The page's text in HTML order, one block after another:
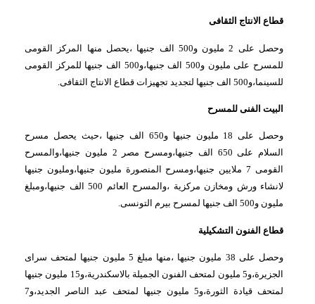
قطاع الانتاج الثقافى
وحصل على 2 مليون و500 الف جنيها ،يحصل منها المركز القومى
للمسرح على مليون و500 الف جنيها،و500 الف جنيها للمركز القومى
للسينما،و500 الف جنيها لتجديد تجهيزات قطاع الانتاج الثقافى.
البيت الفنى للمسرح
وحصل على 18 مليون جنيها و650 الف جنيها ،حيث يحصل مسرح
السلام على 650 الف جنيها،ومسرح مصر 2 مليون جنيها،والمسرح
القومى 7 ملايين جنيها،ومسرح المنصورة مليون جنيها،ومليون جنيها
لانشاء ورش ومخازن مركزية ،والمسرح العائم 500 الف جنيها،ومبلغ
مليون و500 الف جنيها لمسرح بيرم التونسى.
قطاع الفنون التشكيلية
وحصل على 38 مليون جنيها ،منها مبلغ 5 مليون جنيها لمتحف سراى
الجزيرة،و5 مليون لمتحف الفنون الجميلة بالاسكندرية،و15 مليون جنيها
لمتحف قيادة الثورة،و5 مليون جنيها لمتحف عبد الناصر الجديد،و7